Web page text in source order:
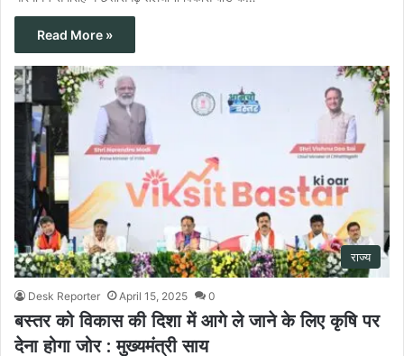
Read More »
राज्य
Desk Reporter April 15, 2025 0
बस्तर को विकास की दिशा में आगे ले जाने के लिए कृषि पर
देना होगा जोर : मुख्यमंत्री साय